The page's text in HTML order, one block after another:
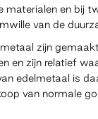
materialen en bij
van de
zijn
en zijn relatief
edelmetaal is
van normale